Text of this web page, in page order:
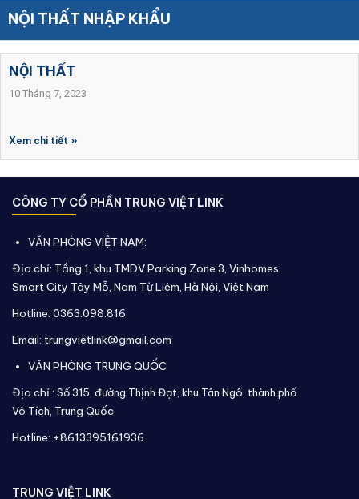
NỘI THẤT NHẬP KHẨU
NỘI THẤT
10 Tháng 7, 2023
Xem chi tiết »
CÔNG TY CỔ PHẦN TRUNG VIỆT LINK
VĂN PHÒNG VIỆT NAM:
Địa chỉ: Tầng 1, khu TMDV Parking Zone 3, Vinhomes
Smart City Tây Mỗ, Nam Từ Liêm, Hà Nội, Việt Nam
Hotline: 0363.098.816
Email: trungvietlink@gmail.com
VĂN PHÒNG TRUNG QUỐC
Địa chỉ : Số 315, đường Thịnh Đạt, khu Tân Ngô, thành phố
Vô Tích, Trung Quốc
Hotline: +8613395161936
TRUNG VIỆT LINK